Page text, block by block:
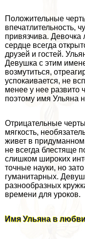
Положительные
впечатлительность,
привязчива.
сердце всегда
друзей и гостей.
Девушка с этим
возмутиться,
успокаивается, не
менее у нее развито
поэтому имя Ульяна
Отрицательные
мягкость,
живет в
не всегда блестяще
слишком широких
точные науки, но
гуманитарных.
разнообразных
времени для уроков.
Имя Ульяна в